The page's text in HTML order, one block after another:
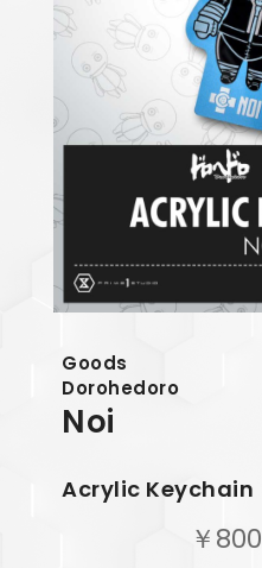
Goods
Dorohedoro
Noi
Acrylic Keychain
￥800